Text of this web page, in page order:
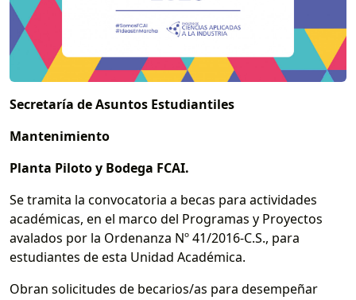
Secretaría de Asuntos Estudiantiles
Mantenimiento
Planta Piloto y Bodega FCAI.
Se tramita la convocatoria a becas para actividades
académicas, en el marco del Programas y Proyectos
avalados por la Ordenanza Nº 41/2016-C.S., para
estudiantes de esta Unidad Académica.
Obran solicitudes de becarios/as para desempeñar